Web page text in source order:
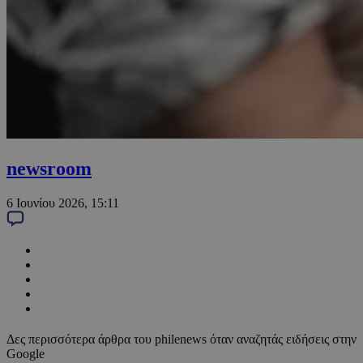
newsroom
6 Ιουνίου 2026, 15:11
Δες περισσότερα άρθρα του philenews όταν αναζητάς ειδήσεις στην
Google